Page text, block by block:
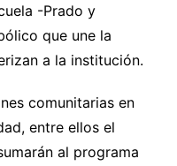
-Prado y
que une la
a la institución.
comunitarias en
entre ellos el
al programa